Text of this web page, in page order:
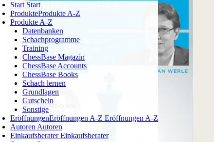
Start Start
ProdukteProdukte A-Z
Produkte A-Z
Datenbanken
Schachprogramme
Training
ChessBase Magazin
ChessBase Accounts
ChessBase Books
Schach lernen
Grundlagen
Gutschein
Sonstige
EröffnungenEröffnungen A-Z Eröffnungen A-Z
Autoren Autoren
EinkaufsberaterEinkaufsberater